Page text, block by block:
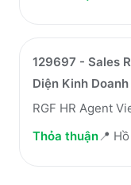
129697 - Sales
Diện Kinh
RGF HR Agent
Thỏa thuận📍